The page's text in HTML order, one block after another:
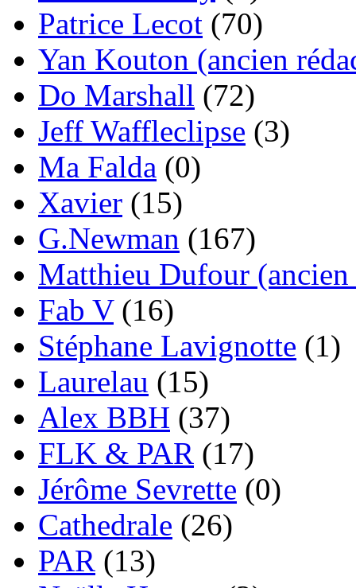
Patrice Lecot (70)
Yan Kouton (ancien
Do Marshall (72)
Jeff Waffleclipse (3)
Ma Falda (0)
Xavier (15)
G.Newman (167)
Matthieu Dufour (ancien
Fab V(16)
Stéphane Lavignotte (1)
Laurelau (15)
Alex BBH (37)
FLK & PAR (17)
Jérôme Sevrette (0)
Cathedrale (26)
PAR (13)